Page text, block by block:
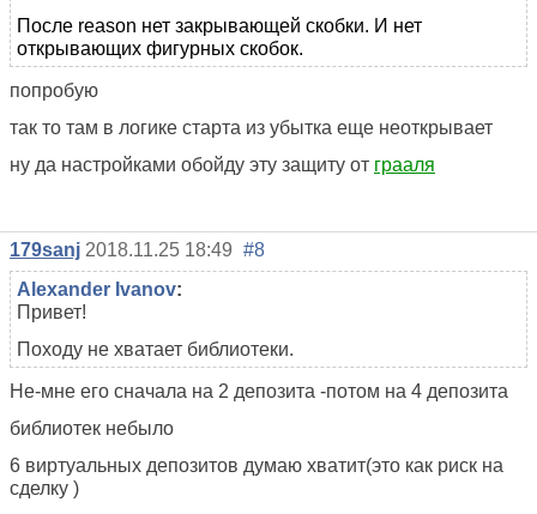
После reason нет закрывающей скобки. И нет
открывающих фигурных скобок.
попробую
так то там в логике старта из убытка еще неоткрывает
ну да настройками обойду эту защиту от грааля
179sanj 2018.11.25 18:49 #8
Alexander Ivanov:
Привет!
Походу не хватает библиотеки.
Не-мне его сначала на 2 депозита -потом на 4 депозита
библиотек небыло
6 виртуальных депозитов думаю хватит(это как риск на
сделку )